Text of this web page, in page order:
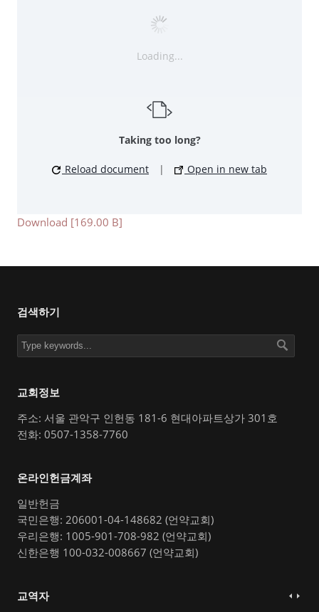
Loading...
Taking too long?
Reload document | Open in new tab
Download [169.00 B]
검색하기
교회정보
주소: 서울 관악구 인헌동 181-6 현대아파트상가 301호
전화: 0507-1358-7760
온라인헌금계좌
일반헌금
국민은행: 206001-04-148682 (언약교회)
우리은행: 1005-901-708-982 (언약교회)
신한은행 100-032-008667 (언약교회)
교역자